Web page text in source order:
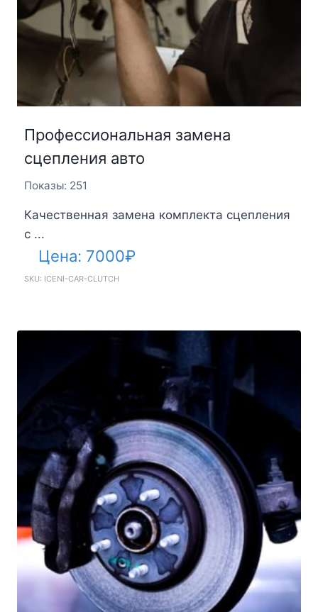
Профессиональная замена
сцепления авто
Показы: 251
Качественная замена комплекта сцепления
с ...
Цена: 7000₽
SKU: ICENI-CAR-CLUTCH